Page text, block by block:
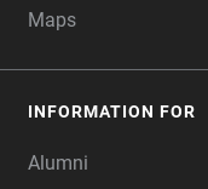
Maps
INFORMATION FOR
Alumni